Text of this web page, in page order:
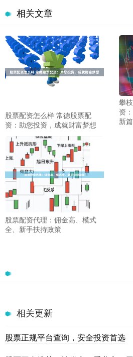
相关文章
股票配资怎么样 常德股票配
资：助您投资，成就财富梦想
攀
资
新
股票配资代理：佣金高、模式
全、新手扶持政策
相关更新
股票正规平台查询，安全投资首选